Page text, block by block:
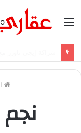
القائمة